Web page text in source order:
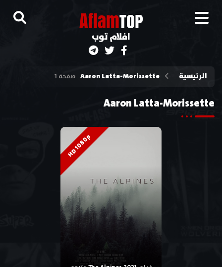
AflamTOP
افلام توب
الرئيسية Aaron Latta-Morissette صفحة 1
Aaron Latta-Morissette
HD 1080p